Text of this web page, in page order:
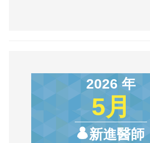
2026 年
5月
新進醫師